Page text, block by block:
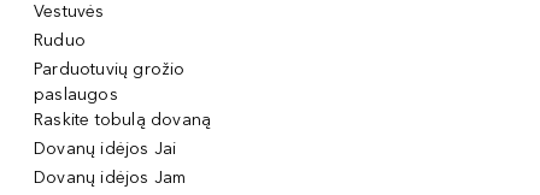
Vestuvės
Ruduo
Parduotuvių grožio
paslaugos
Raskite tobulą dovaną
Dovanų idėjos Jai
Dovanų idėjos Jam